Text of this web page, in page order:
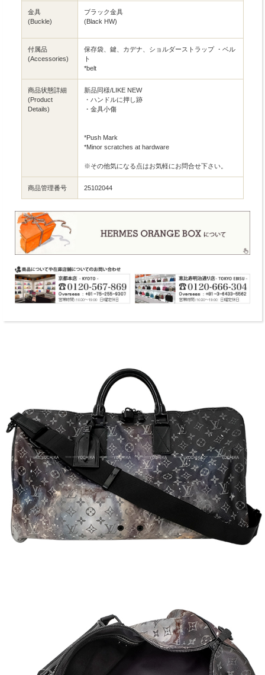
金具
(Buckle)
ブラック金具
(Black HW)
付属品
(Accessories)
保存袋、鍵、カデナ、ショルダーストラップ ・ベル
ト
*belt
商品状態詳細
(Product
Details)
新品同様/LIKE NEW
・ハンドルに押し跡
・金具小傷
*Push Mark
*Minor scratches at hardware
※その他気になる点はお気軽にお問合せ下さい。
商品管理番号 25102044